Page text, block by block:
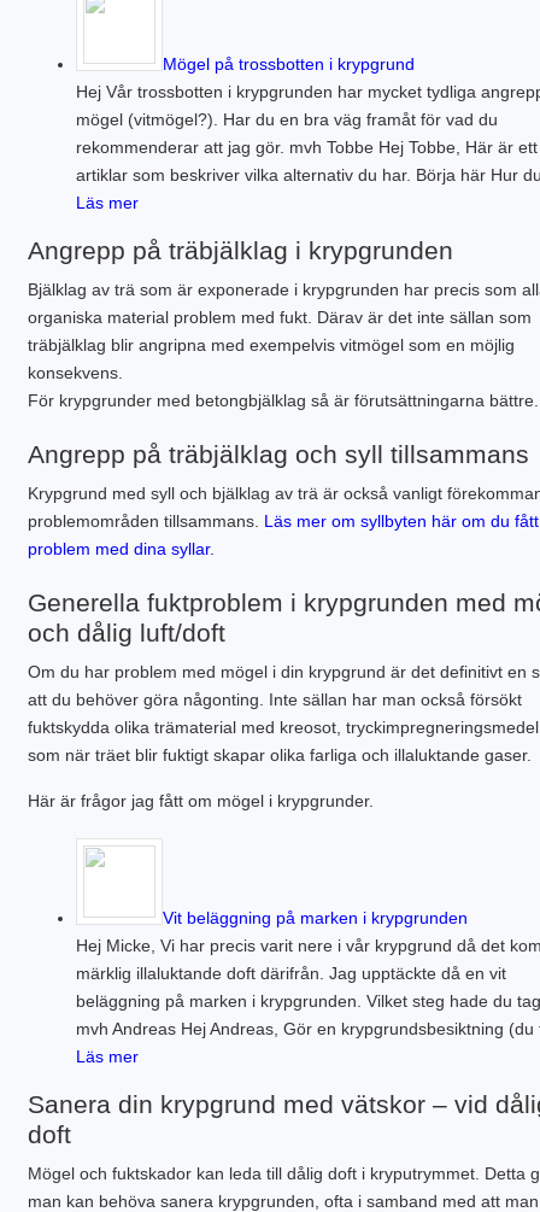
Mögel på trossbotten i krypgrund
Hej Vår trossbotten i krypgrunden har mycket tydliga
mögel (vitmögel?). Har du en bra väg framåt för vad du
rekommenderar att jag gör. mvh Tobbe Hej Tobbe, Här är
artiklar som beskriver vilka alternativ du har. Börja här Hur
Läs mer
Angrepp på träbjälklag i krypgrunden
Bjälklag av trä som är exponerade i krypgrunden har precis som
organiska material problem med fukt. Därav är det inte sällan som
träbjälklag blir angripna med exempelvis vitmögel som en möjlig
konsekvens.
För krypgrunder med betongbjälklag så är förutsättningarna bättre.
Angrepp på träbjälklag och syll tillsammans
Krypgrund med syll och bjälklag av trä är också vanligt
problemområden tillsammans. Läs mer om syllbyten här om du fått
problem med dina syllar.
Generella fuktproblem i krypgrunden med
och dålig luft/doft
Om du har problem med mögel i din krypgrund är det definitivt en
att du behöver göra någonting. Inte sällan har man också försökt
fuktskydda olika trämaterial med kreosot,
som när träet blir fuktigt skapar olika farliga och illaluktande gaser.
Här är frågor jag fått om mögel i krypgrunder.
Vit beläggning på marken i krypgrunden
Hej Micke, Vi har precis varit nere i vår krypgrund då det
märklig illaluktande doft därifrån. Jag upptäckte då en vit
beläggning på marken i krypgrunden. Vilket steg hade du
mvh Andreas Hej Andreas, Gör en krypgrundsbesiktning (du
Läs mer
Sanera din krypgrund med vätskor – vid
doft
Mögel och fuktskador kan leda till dålig doft i kryputrymmet. Detta
man kan behöva sanera krypgrunden, ofta i samband med att man